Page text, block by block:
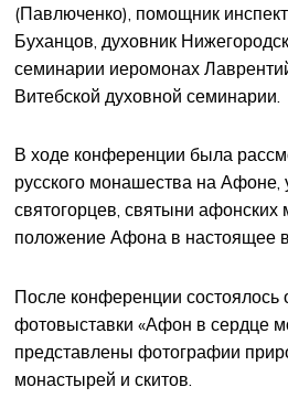
(Павлюченко), помощник
Буханцов, духовник
семинарии иеромонах
Витебской духовной семинарии.
В ходе конференции была
русского монашества на Афоне,
святогорцев, святыни афонских
положение Афона в настоящее
После конференции состоялось
фотовыставки «Афон в сердце
представлены фотографии
монастырей и скитов.